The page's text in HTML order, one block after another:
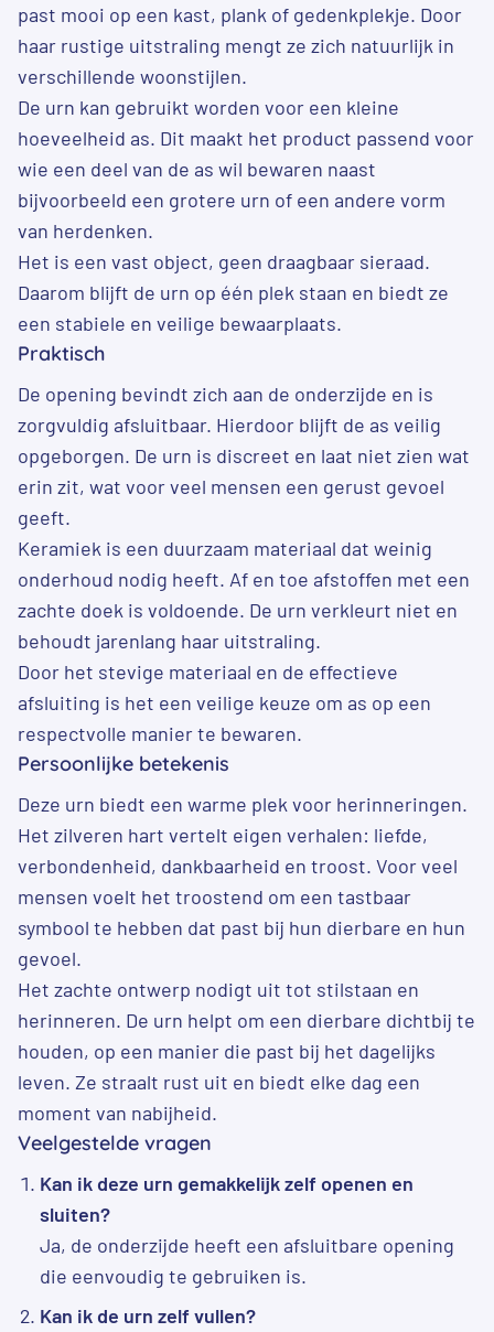
past mooi op een kast, plank of gedenkplekje. Door
haar rustige uitstraling mengt ze zich natuurlijk in
verschillende woonstijlen.
De urn kan gebruikt worden voor een kleine
hoeveelheid as. Dit maakt het product passend voor
wie een deel van de as wil bewaren naast
bijvoorbeeld een grotere urn of een andere vorm
van herdenken.
Het is een vast object, geen draagbaar sieraad.
Daarom blijft de urn op één plek staan en biedt ze
een stabiele en veilige bewaarplaats.
Praktisch
De opening bevindt zich aan de onderzijde en is
zorgvuldig afsluitbaar. Hierdoor blijft de as veilig
opgeborgen. De urn is discreet en laat niet zien wat
erin zit, wat voor veel mensen een gerust gevoel
geeft.
Keramiek is een duurzaam materiaal dat weinig
onderhoud nodig heeft. Af en toe afstoffen met een
zachte doek is voldoende. De urn verkleurt niet en
behoudt jarenlang haar uitstraling.
Door het stevige materiaal en de effectieve
afsluiting is het een veilige keuze om as op een
respectvolle manier te bewaren.
Persoonlijke betekenis
Deze urn biedt een warme plek voor herinneringen.
Het zilveren hart vertelt eigen verhalen: liefde,
verbondenheid, dankbaarheid en troost. Voor veel
mensen voelt het troostend om een tastbaar
symbool te hebben dat past bij hun dierbare en hun
gevoel.
Het zachte ontwerp nodigt uit tot stilstaan en
herinneren. De urn helpt om een dierbare dichtbij te
houden, op een manier die past bij het dagelijks
leven. Ze straalt rust uit en biedt elke dag een
moment van nabijheid.
Veelgestelde vragen
Kan ik deze urn gemakkelijk zelf openen en
sluiten?
Ja, de onderzijde heeft een afsluitbare opening
die eenvoudig te gebruiken is.
Kan ik de urn zelf vullen?